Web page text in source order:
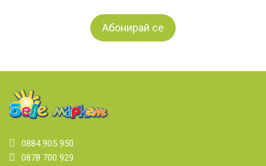
0884 905 950
0878 700 929